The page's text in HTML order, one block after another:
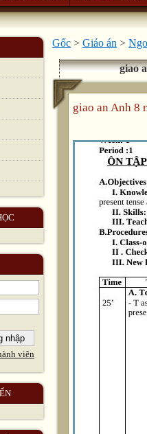
viên
Gốc > Giáo án >
giao
giao an Anh 8